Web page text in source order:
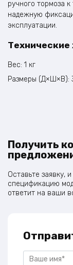
ручного тормоза
надежную
эксплуатации.
Технические
Вес: 1 кг
Размеры (Д×Ш×В):
Получить
Оставьте заявку,
спецификацию
ответит на ваши